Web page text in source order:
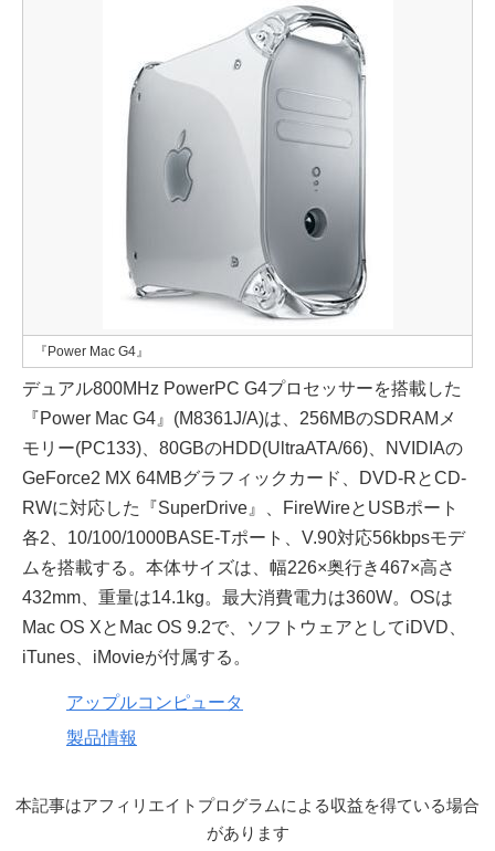
『Power Mac G4』
デュアル800MHz PowerPC G4プロセッサーを搭載した
『Power Mac G4』(M8361J/A)は、256MBのSDRAMメ
モリー(PC133)、80GBのHDD(UltraATA/66)、NVIDIAの
GeForce2 MX 64MBグラフィックカード、DVD-RとCD-
RWに対応した『SuperDrive』、FireWireとUSBポート
各2、10/100/1000BASE-Tポート、V.90対応56kbpsモデ
ムを搭載する。本体サイズは、幅226×奥行き467×高さ
432mm、重量は14.1kg。最大消費電力は360W。OSは
Mac OS XとMac OS 9.2で、ソフトウェアとしてiDVD、
iTunes、iMovieが付属する。
アップルコンピュータ
製品情報
本記事はアフィリエイトプログラムによる収益を得ている場合
があります